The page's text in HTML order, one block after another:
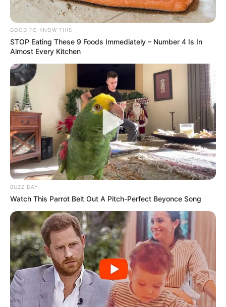
GOOD TO KNOW THIS
STOP Eating These 9 Foods Immediately – Number 4 Is In
Almost Every Kitchen
BUZZ DAY
Watch This Parrot Belt Out A Pitch-Perfect Beyonce Song